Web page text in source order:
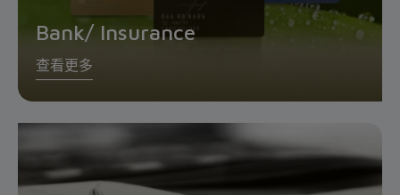
Bank/ Insurance
查看更多